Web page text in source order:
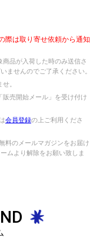
際は取り寄せ依頼から通知
品が入荷した時のみ送信さ
ませんのでご了承ください。
。
売開始メール」を受け付け
会員登録の上ご利用くださ
料のメールマガジンをお届け
ムより解除をお願い致しま